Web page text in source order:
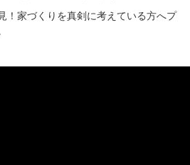
！家づくりを真剣に考えている方へプ